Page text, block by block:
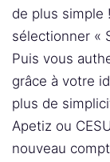
de plus simple
sélectionner «
Puis vous
grâce à votre
plus de
Apetiz ou
nouveau